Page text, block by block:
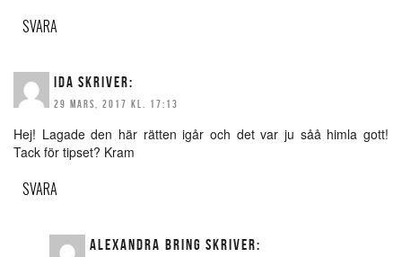
SVARA
IDA SKRIVER:
29 MARS, 2017 KL. 17:13
Hej! Lagade den här rätten igår och det var ju såå himla gott!
Tack för tipset? Kram
SVARA
ALEXANDRA BRING SKRIVER: